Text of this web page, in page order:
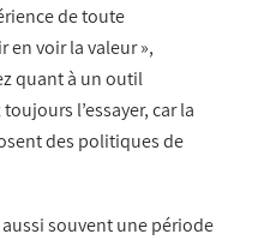
de toute
voir la valeur »,
quant à un outil
l’essayer, car la
des politiques de
souvent une période